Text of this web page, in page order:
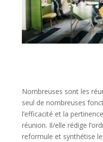
Nombreuses sont les
seul de nombreuses
l’efficacité et la
réunion. Il/elle rédige
reformule et synthétise